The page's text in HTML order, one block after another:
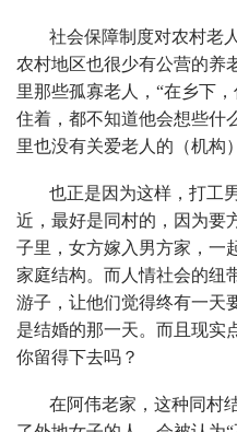
社会保障制度对农村老
农村地区也很少有公营的养
里那些孤寡老人，“在乡下
住着，都不知道他会想些什
里也没有关爱老人的（机构
也正是因为这样，打工
近，最好是同村的，因为要
子里，女方嫁入男方家，一
家庭结构。而人情社会的纽
游子，让他们觉得终有一天
是结婚的那一天。而且现实
你留得下去吗？
在阿伟老家，这种同村